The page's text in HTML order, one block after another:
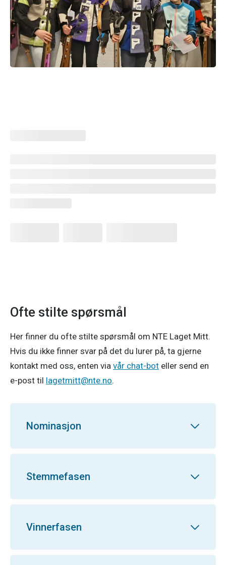
Ofte stilte spørsmål
Her finner du ofte stilte spørsmål om NTE Laget Mitt.
Hvis du ikke finner svar på det du lurer på, ta gjerne
kontakt med oss, enten via vår chat-bot eller send en
e-post til lagetmitt@nte.no.
Nominasjon
Stemmefasen
Vinnerfasen